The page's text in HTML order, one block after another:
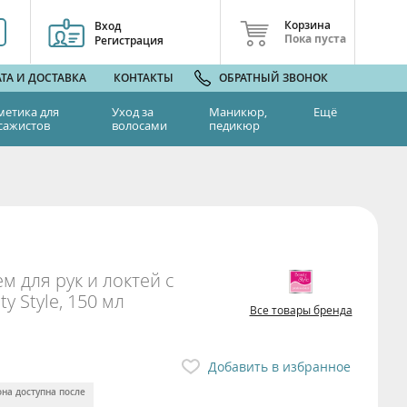
Вход
Регистрация
Корзина
Пока пуста
И ДОСТАВКА КОНТАКТЫ ОБРАТНЫЙ ЗВОНОК
для
Уход за
волосами
Маникюр,
педикюр
Ещё
для рук и локтей с
Style, 150 мл
Все товары бренда
Добавить в избранное
доступна после